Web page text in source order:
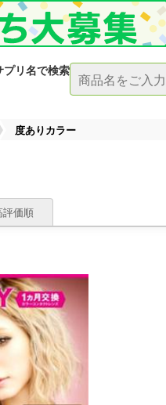
プリ名で検索
度ありカラー
評価順